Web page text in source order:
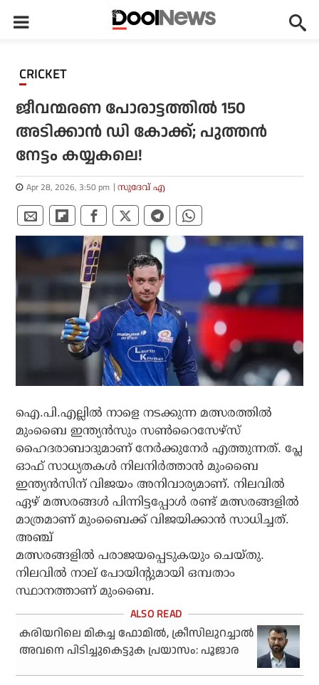
CRICKET
ജീവന്മരണ പോരാട്ടത്തില്‍ 150
അടിക്കാന്‍ ഡി കോക്ക്; പുത്തന്‍
നേട്ടം കയ്യകലെ!
Apr 28, 2026, 3:50 pm സുദേവ് എ
ഐ.പി.എല്ലില്‍ നാളെ നടക്കുന്ന മത്സരത്തില്‍
മുംബൈ ഇന്ത്യന്‍സും സണ്‍റൈസേഴ്സ്
ഹൈദരാബാദുമാണ് നേര്‍ക്കുനേര്‍ എത്തുന്നത്. പ്ലേ
ഓഫ് സാധ്യതകള്‍ നിലനിര്‍ത്താന്‍ മുംബൈ
ഇന്ത്യന്‍സിന് വിജയം അനിവാര്യമാണ്. നിലവില്‍
ഏഴ് മത്സരങ്ങള്‍ പിന്നിട്ടപ്പോള്‍ രണ്ട് മത്സരങ്ങളില്‍
മാത്രമാണ് മുംബൈക്ക് വിജയിക്കാന്‍ സാധിച്ചത്.
അഞ്ച്
മത്സരങ്ങളില്‍ പരാജയപ്പെടുകയും ചെയ്തു.
നിലവില്‍ നാല് പോയിന്റുമായി ഒമ്പതാം
സ്ഥാനത്താണ് മുംബൈ.
കരിയറിലെ മികച്ച ഫോമില്‍, ക്രീസിലുറച്ചാല്‍
അവനെ പിടിച്ചുകെട്ടുക പ്രയാസം: പൂജാര